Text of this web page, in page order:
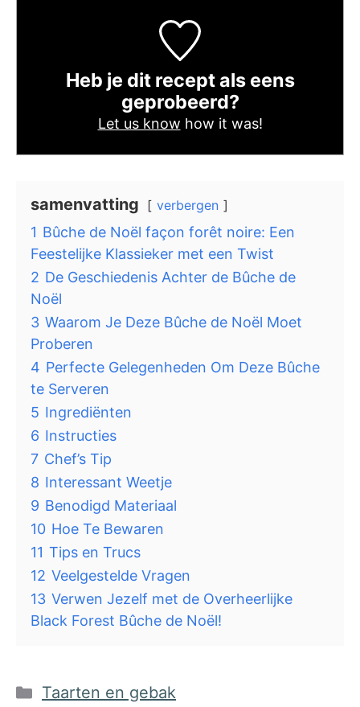
Heb je dit recept als eens
geprobeerd?
Let us know how it was!
samenvatting verbergen
1 Bûche de Noël façon forêt noire: Een
Feestelijke Klassieker met een Twist
2 De Geschiedenis Achter de Bûche de
Noël
3 Waarom Je Deze Bûche de Noël Moet
Proberen
4 Perfecte Gelegenheden Om Deze Bûche
te Serveren
5 Ingrediënten
6 Instructies
7 Chef’s Tip
8 Interessant Weetje
9 Benodigd Materiaal
10 Hoe Te Bewaren
11 Tips en Trucs
12 Veelgestelde Vragen
13 Verwen Jezelf met de Overheerlijke
Black Forest Bûche de Noël!
Categorieën
Taarten en gebak